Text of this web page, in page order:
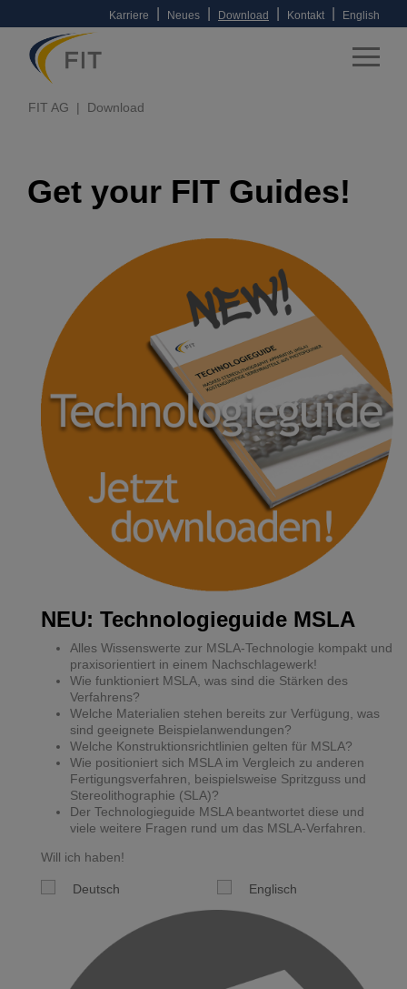
Karriere Neues Download Kontakt English
FIT AG Download
Get your FIT Guides!
NEU: Technologieguide MSLA
Alles Wissenswerte zur MSLA-Technologie kompakt und
praxisorientiert in einem Nachschlagewerk!
Wie funktioniert MSLA, was sind die Stärken des
Verfahrens?
Welche Materialien stehen bereits zur Verfügung, was
sind geeignete Beispielanwendungen?
Welche Konstruktionsrichtlinien gelten für MSLA?
Wie positioniert sich MSLA im Vergleich zu anderen
Fertigungsverfahren, beispielsweise Spritzguss und
Stereolithographie (SLA)?
Der Technologieguide MSLA beantwortet diese und
viele weitere Fragen rund um das MSLA-Verfahren.
Will ich haben!
Deutsch Englisch